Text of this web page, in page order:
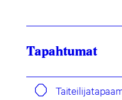
Tapahtumat